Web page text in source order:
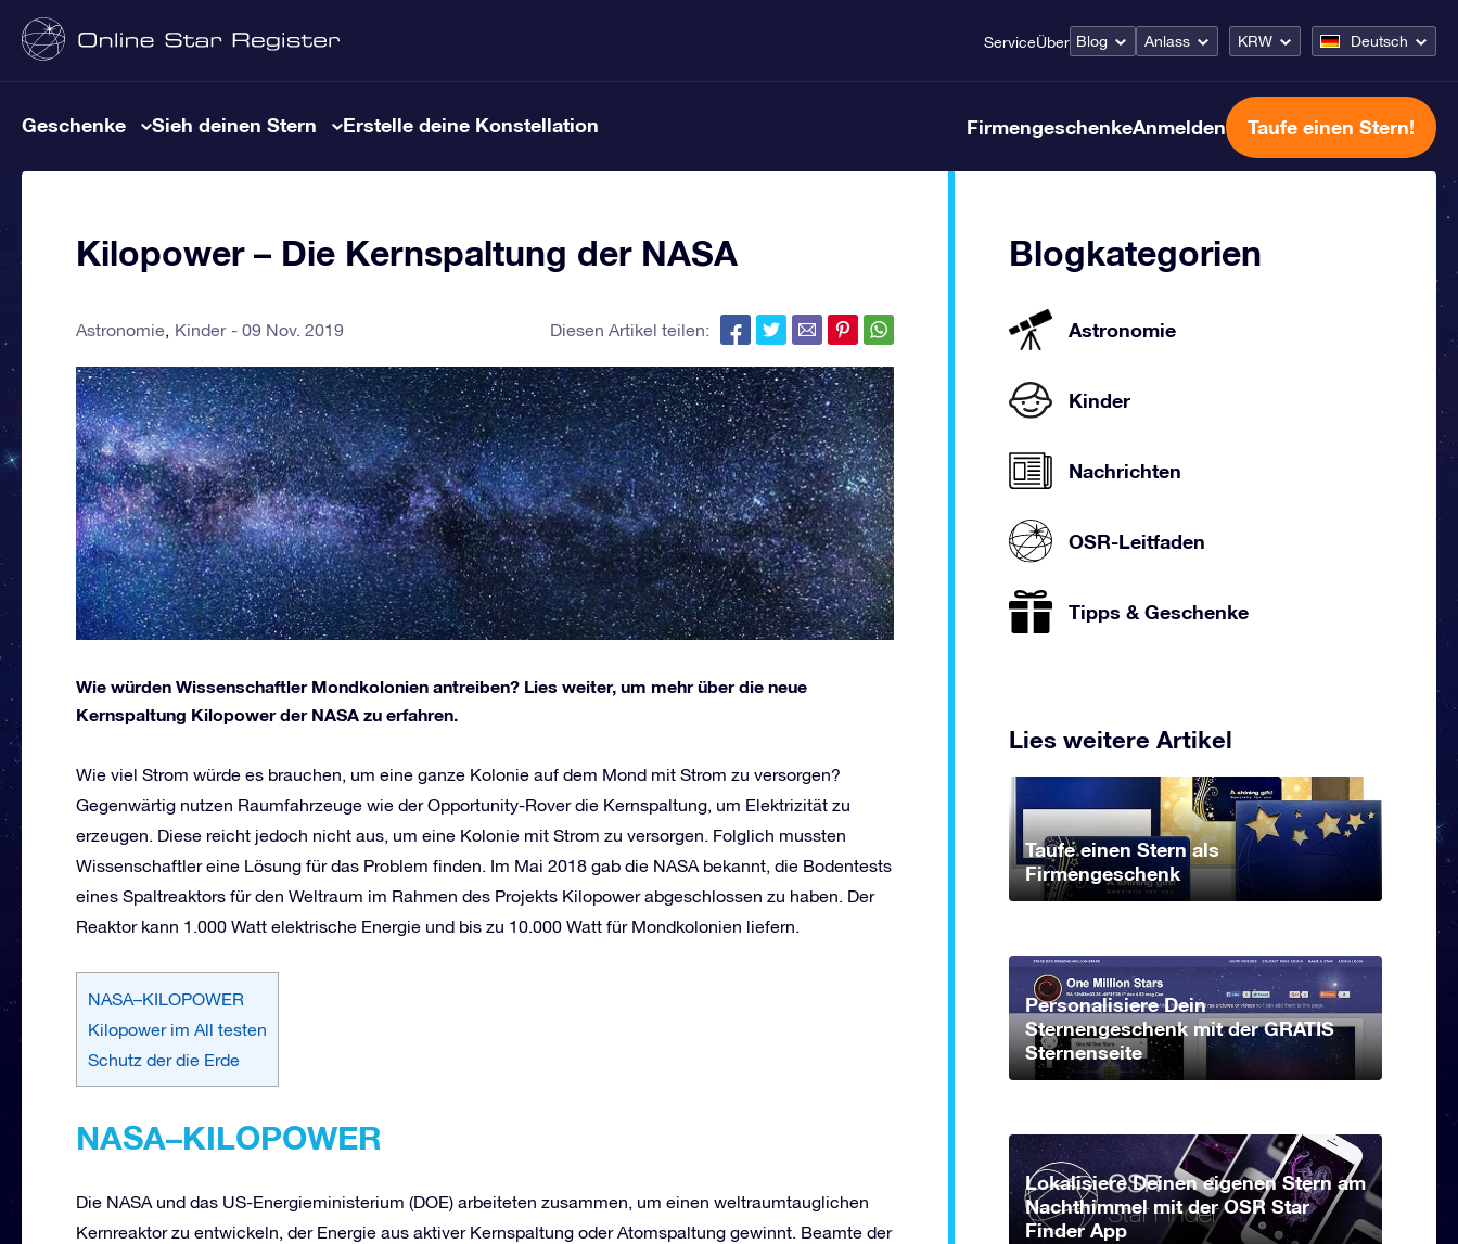
ServiceÜber Blog Anlass KRW Deutsch
Geschenke Sieh deinen Stern Erstelle deine Konstellation FirmengeschenkeAnmelden Taufe einen Stern!
Kilopower – Die Kernspaltung der NASA
Astronomie Kinder 09 Nov. 2019 Diesen Artikel teilen:
Wie würden Wissenschaftler Mondkolonien antreiben? Lies weiter, um mehr über die neue
Kernspaltung Kilopower der NASA zu erfahren.
Wie viel Strom würde es brauchen, um eine ganze Kolonie auf dem Mond mit Strom zu versorgen?
Gegenwärtig nutzen Raumfahrzeuge wie der Opportunity-Rover die Kernspaltung, um Elektrizität zu
erzeugen. Diese reicht jedoch nicht aus, um eine Kolonie mit Strom zu versorgen. Folglich mussten
Wissenschaftler eine Lösung für das Problem finden. Im Mai 2018 gab die NASA bekannt, die Bodentests
eines Spaltreaktors für den Weltraum im Rahmen des Projekts Kilopower abgeschlossen zu haben. Der
Reaktor kann 1.000 Watt elektrische Energie und bis zu 10.000 Watt für Mondkolonien liefern.
NASA–KILOPOWER
Kilopower im All testen
Schutz der die Erde
NASA–KILOPOWER
Die NASA und das US-Energieministerium (DOE) arbeiteten zusammen, um einen weltraumtauglichen
Kernreaktor zu entwickeln, der Energie aus aktiver Kernspaltung oder Atomspaltung gewinnt. Beamte der
Blogkategorien
Astronomie
Kinder
Nachrichten
OSR-Leitfaden
Tipps & Geschenke
Lies weitere Artikel
Taufe einen Stern als
Firmengeschenk
Personalisiere Dein
Sternengeschenk mit der GRATIS
Sternenseite
Lokalisiere Deinen eigenen Stern am
Nachthimmel mit der OSR Star
Finder App